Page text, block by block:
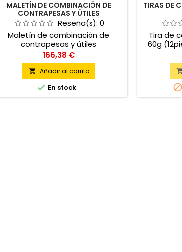
MALETÍN DE COMBINACIÓN DE
CONTRAPESAS Y ÚTILES
Reseña(s): 0
Maletín de combinación de
contrapesas y útiles
Precio
166,38 €
 Añadir al carrito
 En stock
TIRAS DE
Tira de
60g

